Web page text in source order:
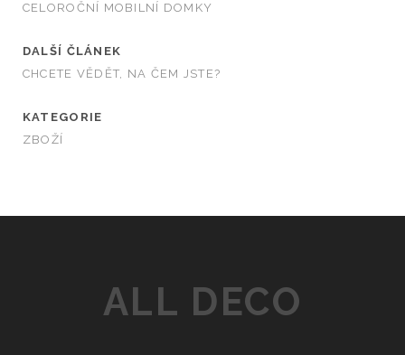
CELOROČNÍ MOBILNÍ DOMKY
DALŠÍ ČLÁNEK
CHCETE VĚDĚT, NA ČEM JSTE?
KATEGORIE
ZBOŽÍ
ALL DECO